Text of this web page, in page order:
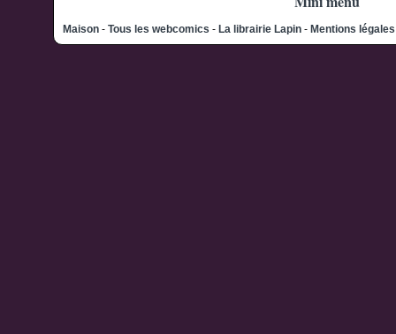
Maison - Tous les webcomics - La librairie Lapin - Mentions